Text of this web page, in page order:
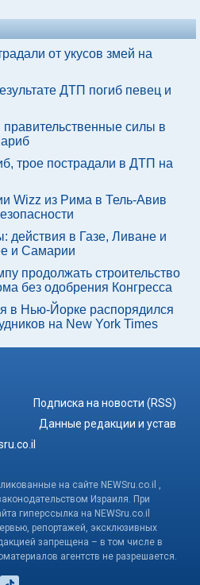
от укусов змей на
ДТП погиб певец и
правительственные силы в
трое пострадали в ДТП на
Wizz из Рима в Тель-Авив
действия в Газе, Ливане и
и Самарии
продолжать строительство
без одобрения Конгресса
в Нью-Йорке распорядился
на New York Times
Подписка на новости (RSS)
Данные редакции и устав
на сайте NEWSru.co.il ,
Израиля. При
гиперссылка на NEWSru.co.il
репортажей, эксклюзивных
запрещена – в том числе в
агентств не разрешается.